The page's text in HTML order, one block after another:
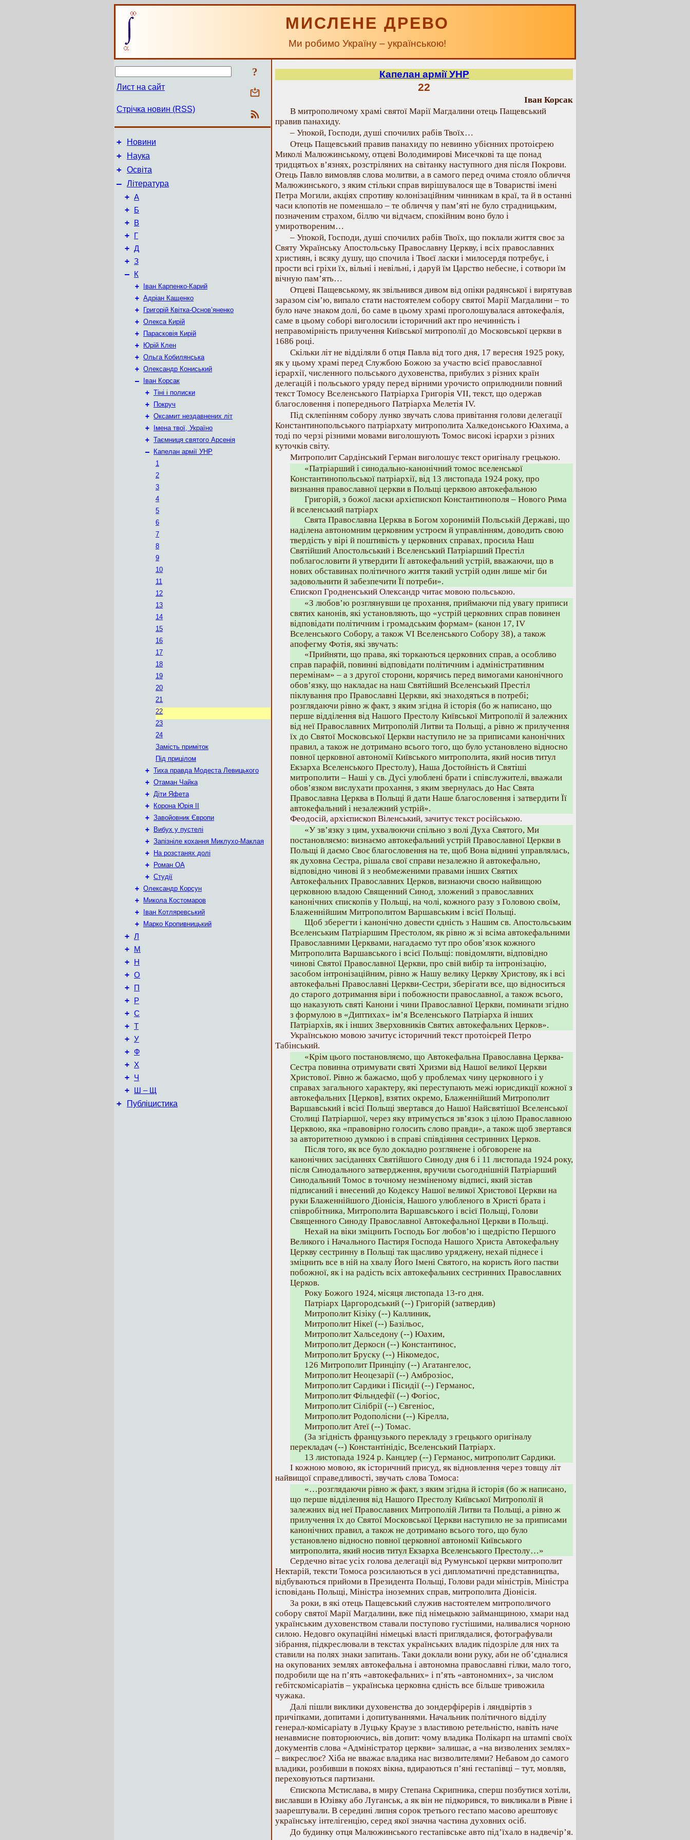
МИСЛЕНЕ ДРЕВО
Ми робимо Україну – українською!
?
Лист на сайт
Стрічка новин (RSS)
+ Новини
+ Наука
+ Освіта
– Література
+ А
+ Б
+ В
+ Г
+ Д
+ З
– К
+
Іван Карпенко-Карий
+ Адріан Кащенко
+
Григорій Квітка-Основ’яненко
+ Олекса Кирій
+
Парасковія Кирій
+
Юрій Клен
+ Ольга Кобилянська
+ Олександр Кониський
–
Іван Корсак
+ Тіні і полиски
+
Покруч
+ Оксамит нездавнених літ
+
Імена твої, Україно
+ Таємниця святого Арсенія
–
Капелан армії УНР
1
2
3
4
5
6
7
8
9
10
11
12
13
14
15
16
17
18
19
20
21
22
23
24
Замість приміток
Під прицілом
+ Тиха правда Модеста Левицького
+ Отаман Чайка
+ Діти Яфета
+
Корона Юрія II
+ Завойовник Європи
+
Вибух у пустелі
+ Запізніле кохання Миклухо-Маклая
+
На розстанях долі
+
Роман ОА
+ Студії
+ Олександр Корсун
+
Микола Костомаров
+
Іван Котляревський
+
Марко Кропивницький
+ Л
+ М
+ Н
+ О
+ П
+ Р
+ С
+ Т
+ У
+ Ф
+ Х
+ Ч
+ Ш – Щ
+ Публіцистика
Капелан армії УНР
22
Іван Корсак
В митрополичому храмі святої Марії Магдалини отець Пащевський
правив панахиду.
– Упокой, Господи, душі спочилих рабів Твоїх…
Отець Пащевський правив панахиду по невинно убієнних протоієрею
Миколі Малюжинському, отцеві Володимирові Мисечкові та ще понад
тридцятьох в’язнях, розстріляних на світанку наступного дня після Покрови.
Отець Павло вимовляв слова молитви, а в самого перед очима стояло обличчя
Малюжинського, з яким стільки справ вирішувалося ще в Товаристві імені
Петра Могили, акціях спротиву колонізаційним чинникам в краї, та й в останні
часи клопотів не поменшало – те обличчя у пам’яті не було страдницьким,
позначеним страхом, біллю чи відчаєм, спокійним воно було і
умиротвореним…
– Упокой, Господи, душі спочилих рабів Твоїх, що поклали життя своє за
Святу Українську Апостольську Православну Церкву, і всіх православних
християн, і всяку душу, що спочила і Твоєї ласки і милосердя потребує, і
прости всі гріхи їх, вільні і невільні, і даруй їм Царство небесне, і сотвори їм
вічную пам’ять…
Отцеві Пащевському, як звільнився дивом від опіки радянської і вирятував
заразом сім’ю, випало стати настоятелем собору святої Марії Магдалини – то
було наче знаком долі, бо саме в цьому храмі проголошувалася автокефалія,
саме в цьому соборі виголосили історичний акт про нечинність і
неправомірність прилучення Київської митрополії до Московської церкви в
1686 році.
Скільки літ не відділяли б отця Павла від того дня, 17 вересня 1925 року,
як у цьому храмі перед Службою Божою за участю всієї православної
ієрархії, численного польського духовенства, прибулих з різних країн
делегацій і польського уряду перед вірними урочисто оприлюднили повний
текст Томосу Вселенського Патріарха Григорія VII, текст, що одержав
благословення і попереднього Патріарха Мелетія IV.
Під склепінням собору лунко звучать слова привітання голови делегації
Константинопольського патріархату митрополита Халкедонського Юахима, а
тоді по черзі різними мовами виголошують Томос високі ієрархи з різних
куточків світу.
Митрополит Сардінський Герман виголошує текст оригіналу грецькою.
«Патріарший і синодально-канонічний томос вселенської
Константинопольської патріархії, від 13 листопада 1924 року, про
визнання православної церкви в Польщі церквою автокефальною
Григорій, з божої ласки архієпископ Константинополя – Нового Рима
й вселенський патріарх
Свята Православна Церква в Богом хоронимій Польській Державі, що
наділена автономним церковним устроєм й управлінням, доводить свою
твердість у вірі й поштивість у церковних справах, просила Наш
Святійший Апостольський і Вселенський Патріарший Престіл
поблагословити й утвердити Її автокефальний устрій, вважаючи, що в
нових обставинах політичного життя такий устрій один лише міг би
задовольнити й забезпечити Її потреби».
Єпископ Гродненський Олександр читає мовою польською.
«З любов’ю розглянувши це прохання, приймаючи під увагу приписи
святих канонів, які установляють, що «устрій церковних справ повинен
відповідати політичним і громадським формам» (канон 17, ІV
Вселенського Собору, а також VI Вселенського Собору 38), а також
апофегму Фотія, які звучать:
«Прийняти, що права, які торкаються церковних справ, а особливо
справ парафій, повинні відповідати політичним і адміністративним
перемінам» – а з другої сторони, корячись перед вимогами канонічного
обов’язку, що накладає на наш Святійший Вселенський Престіл
піклування про Православні Церкви, які знаходяться в потребі;
розглядаючи рівно ж факт, з яким згідна й історія (бо ж написано, що
перше відділення від Нашого Престолу Київської Митрополії й залежних
від неї Православних Митрополій Литви та Польщі, а рівно ж прилучення
їх до Святої Московської Церкви наступило не за приписами канонічних
правил, а також не дотримано всього того, що було установлено відносно
повної церковної автономії Київського митрополита, який носив титул
Екзарха Вселенського Престолу), Наша Достойність й Святіші
митрополити – Наші у св. Дусі улюблені брати і співслужителі, вважали
обов’язком вислухати прохання, з яким звернулась до Нас Свята
Православна Церква в Польщі й дати Наше благословення і затвердити Її
автокефальний і незалежний устрій».
Феодосій, архієпископ Віленський, зачитує текст російською.
«У зв’язку з цим, ухвалюючи спільно з волі Духа Святого, Ми
постановляємо: визнаємо автокефальний устрій Православної Церкви в
Польщі й даємо Своє благословення на те, щоб Вона віднині управлялась,
як духовна Сестра, рішала свої справи незалежно й автокефально,
відповідно чинові й з необмеженими правами інших Святих
Автокефальних Православних Церков, визнаючи своєю найвищою
церковною владою Священний Синод, зложений з православних
канонічних єпископів у Польщі, на чолі, кожного разу з Головою своїм,
Блаженнійшим Митрополитом Варшавським і всієї Польщі.
Щоб зберегти і канонічно довести єдність з Нашим св. Апостольським
Вселенським Патріаршим Престолом, як рівно ж зі всіма автокефальними
Православними Церквами, нагадаємо тут про обов’язок кожного
Митрополита Варшавського і всієї Польщі: повідомляти, відповідно
чинові Святої Православної Церкви, про свій вибір та інтронізацію,
засобом інтронізаційним, рівно ж Нашу велику Церкву Христову, як і всі
автокефальні Православні Церкви-Сестри, зберігати все, що відноситься
до старого дотримання віри і побожности православної, а також всього,
що наказують святі Канони і чини Православної Церкви, поминати згідно
з формулою в «Диптихах» ім’я Вселенського Патріарха й інших
Патріархів, як і інших Зверховників Святих автокефальних Церков».
Українською мовою зачитує історичний текст протоієрей Петро
Табінський.
«Крім цього постановляємо, що Автокефальна Православна Церква-
Сестра повинна отримувати святі Хризми від Нашої великої Церкви
Христової. Рівно ж бажаємо, щоб у проблемах чину церковного і у
справах загального характеру, які переступають межі юрисдикції кожної з
автокефальних [Церков], взятих окремо, Блаженнійший Митрополит
Варшавський і всієї Польщі звертався до Нашої Найсвятішої Вселенської
Столиці Патріаршої, через яку втримується зв’язок з цілою Православною
Церквою, яка «правовірно голосить слово правди», а також щоб звертався
за авторитетною думкою і в справі співдіяння сестринних Церков.
Після того, як все було докладно розглянене і обговорене на
канонічних засіданнях Святійшого Синоду дня 6 і 11 листопада 1924 року,
після Синодального затвердження, вручили сьогоднішній Патріарший
Синодальний Томос в точному незміненому відписі, який зістав
підписаний і внесений до Кодексу Нашої великої Христової Церкви на
руки Блаженнійшого Діонісія, Нашого улюбленого в Христі брата і
співробітника, Митрополита Варшавського і всієї Польщі, Голови
Священного Синоду Православної Автокефальної Церкви в Польщі.
Нехай на віки зміцнить Господь Бог любов’ю і щедрістю Першого
Великого і Начального Пастиря Господа Нашого Христа Автокефальну
Церкву сестринну в Польщі так щасливо уряджену, нехай піднесе і
зміцнить все в ній на хвалу Його Імені Святого, на користь його пастви
побожної, як і на радість всіх автокефальних сестринних Православних
Церков.
Року Божого 1924, місяця листопада 13-го дня.
Патріарх Царгородський (--) Григорій (затвердив)
Митрополит Кiзіку (--) Каллиник,
Митрополит Нікеї (--) Базільос,
Митрополит Хальседону (--) Юахим,
Митрополит Деркосн (--) Константинос,
Митрополит Бруску (--) Нікомедос,
126 Митрополит Принціпу (--) Агатангелос,
Митрополит Неоцезарії (--) Амброзіос,
Митрополит Сардики і Пісидії (--) Германос,
Митрополит Фільндефії (--) Фогіос,
Митрополит Сілібрії (--) Євгеніос,
Митрополит Родополісни (--) Кірелла,
Митрополит Атеї (--) Томас.
(За згідність французького перекладу з грецького оригіналу
перекладач (--) Константінідіс, Вселенський Патріарх.
13 листопада 1924 р. Канцлер (--) Германос, митрополит Сардики.
І кожною мовою, як історичний присуд, як відновлення через товщу літ
найвищої справедливості, звучать слова Томоса:
«…розглядаючи рівно ж факт, з яким згідна й історія (бо ж написано,
що перше відділення від Нашого Престолу Київської Митрополії й
залежних від неї Православних Митрополій Литви та Польщі, а рівно ж
прилучення їх до Святої Московської Церкви наступило не за приписами
канонічних правил, а також не дотримано всього того, що було
установлено відносно повної церковної автономії Київського
митрополита, який носив титул Екзарха Вселенського Престолу…»
Сердечно вітає усіх голова делегації від Румунської церкви митрополит
Нектарій, тексти Томоса розсилаються в усі дипломатичні представництва,
відбуваються прийоми в Президента Польщі, Голови ради міністрів, Міністра
ісповідань Польщі, Міністра іноземних справ, митрополита Діонісія.
За роки, в які отець Пащевський служив настоятелем митрополичого
собору святої Марії Магдалини, вже під німецькою займанщиною, хмари над
українським духовенством ставали поступово густішими, наливалися чорною
силою. Недовго окупаційні німецькі власті приглядалися, фотографували
зібрання, підкреслювали в текстах українських владик підозріле для них та
ставили на полях знаки запитань. Таки доклали вони руку, аби не об’єдналися
на окупованих землях автокефальна і автономна православні гілки, мало того,
подробили ще на п’ять «автокефальних» і п’ять «автономних», за числом
гебітскомісаріатів – українська церковна єдність все більше тривожила
чужака.
Далі пішли виклики духовенства до зондерфірерів і ляндвіртів з
причіпками, допитами і допитуваннями. Начальник політичного відділу
генерал-комісаріату в Луцьку Краузе з властивою ретельністю, навіть наче
ненавмисне повторюючись, вів допит: чому владика Полікарп на штампі своїх
документів слова «Адміністратор церкви» залишає, а «на визволених землях»
– викреслює? Хіба не вважає владика нас визволителями? Небавом до самого
владики, розбивши в покоях вікна, вдираються п’яні гестапівці – тут, мовляв,
переховуються партизани.
Єпископа Мстислава, в миру Степана Скрипника, сперш позбутися хотіли,
виславши в Юзівку або Луганськ, а як він не підкорився, то викликали в Рівне і
заарештували. В середині липня сорок третього гестапо масово арештовує
українську інтелігенцію, серед якої значна частина духовних осіб.
До будинку отця Малюжинського гестапівське авто під’їхало в надвечір’я.